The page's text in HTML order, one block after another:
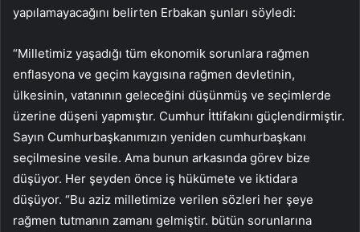
yapılamayacağını belirten Erbakan şunları söyledi:
“Milletimiz yaşadığı tüm ekonomik sorunlara rağmen
enflasyona ve geçim kaygısına rağmen devletinin,
ülkesinin, vatanının geleceğini düşünmüş ve seçimlerde
üzerine düşeni yapmıştır. Cumhur İttifakını güçlendirmiştir.
Sayın Cumhurbaşkanımızın yeniden cumhurbaşkanı
seçilmesine vesile. Ama bunun arkasında görev bize
düşüyor. Her şeyden önce iş hükümete ve iktidara
düşüyor. “Bu aziz milletimize verilen sözleri her şeye
rağmen tutmanın zamanı gelmiştir. bütün sorunlarına